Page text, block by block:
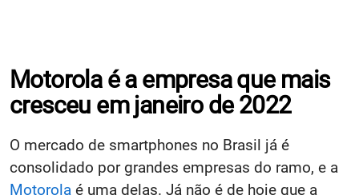
Motorola é a empresa que mais
cresceu em janeiro de 2022
O mercado de smartphones no Brasil já é
consolidado por grandes empresas do ramo, e a
Motorola é uma delas. Já não é de hoje que a